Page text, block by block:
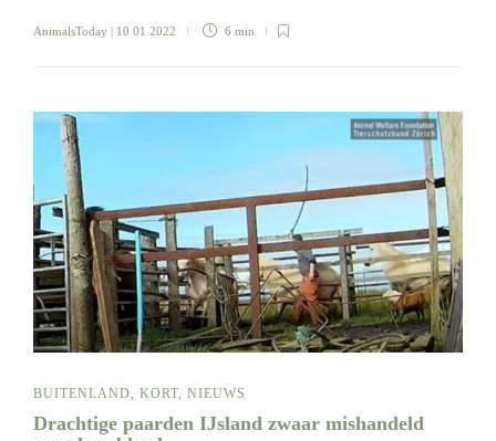
AnimalsToday | 10 01 2022 6 min
BUITENLAND, KORT, NIEUWS
Drachtige paarden IJsland zwaar mishandeld